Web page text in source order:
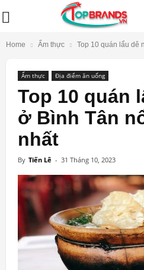
Home Ẩm thực Top 10 quán lẩu dê
Ẩm thực Địa điểm ăn uống
Top 10 quán
ở Bình Tân
nhất
By Tiến Lê - 31 Tháng 10, 2023